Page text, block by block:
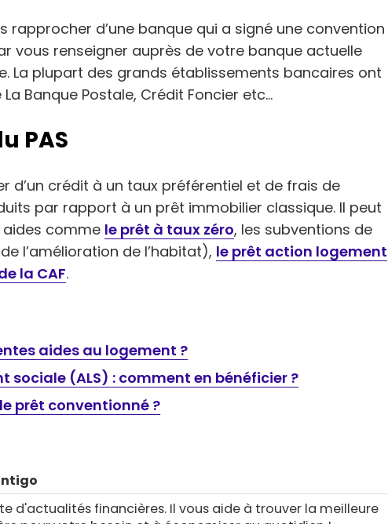
rapprocher d’une banque qui a signé une convention
vous renseigner auprès de votre banque actuelle
La plupart des grands établissements bancaires ont
Banque Postale, Crédit Foncier etc…
PAS
d’un crédit à un taux préférentiel et de frais de
par rapport à un prêt immobilier classique. Il peut
aides comme le prêt à taux zéro, les subventions de
l’amélioration de l’habitat), le prêt action logement
la CAF.
aides au logement ?
sociale (ALS) : comment en bénéficier ?
prêt conventionné ?
d'actualités financières. Il vous aide à trouver la meilleure